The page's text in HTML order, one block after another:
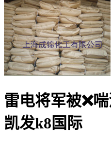
雷电将军被❌
凯发k8国际